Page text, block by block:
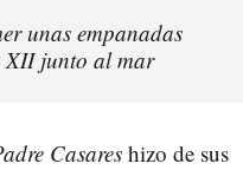
unas empanadas
XII junto al mar
Casareshizo de sus